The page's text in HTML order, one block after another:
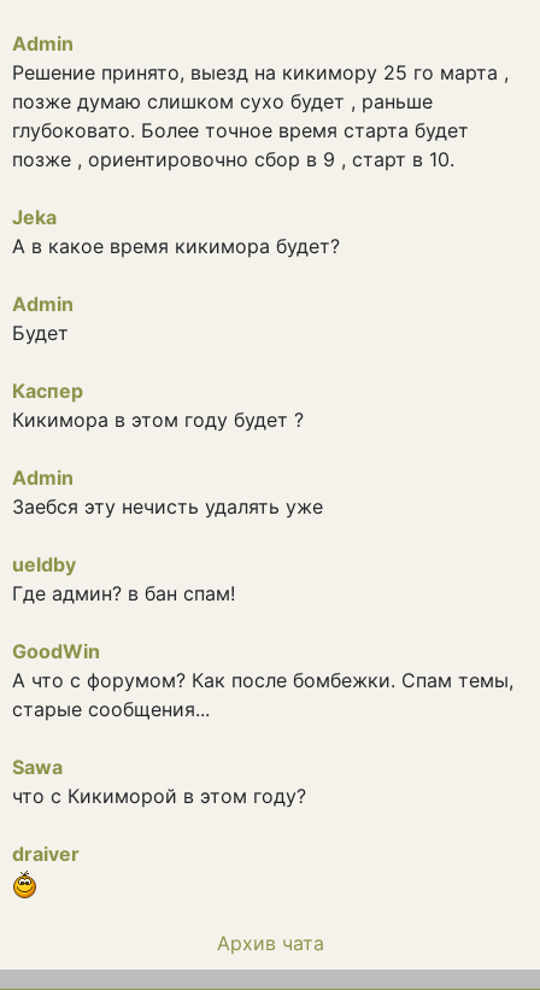
Admin
Решение принято, выезд на кикимору 25 го марта ,
позже думаю слишком сухо будет , раньше
глубоковато. Более точное время старта будет
позже , ориентировочно сбор в 9 , старт в 10.
Jeka
А в какое время кикимора будет?
Admin
Будет
Каспер
Кикимора в этом году будет ?
Admin
Заебся эту нечисть удалять уже
ueldby
Где админ? в бан спам!
GoodWin
А что с форумом? Как после бомбежки. Спам темы,
старые сообщения...
Sawa
что с Кикиморой в этом году?
draiver
Архив чата